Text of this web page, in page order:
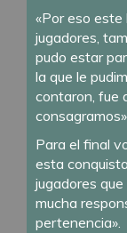
«Por eso este
jugadores,
pudo estar
la que le
contaron, fue
Para el final
esta
jugadores
mucha
pertenencia».